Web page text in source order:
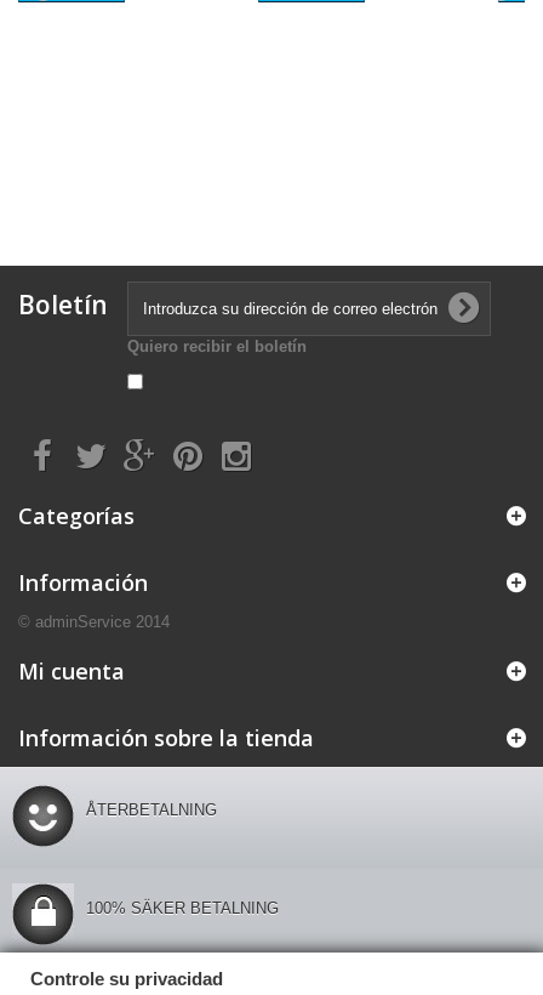
Boletín
Quiero recibir el boletín
Categorías
Información
© adminService 2014
Mi cuenta
Información sobre la tienda
ÅTERBETALNING
100% SÄKER BETALNING
Controle su privacidad